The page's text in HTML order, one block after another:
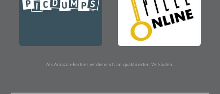
Als Amazon-Partner verdiene ich an qualifizierten Verkäufen.